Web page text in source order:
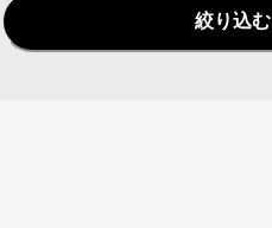
絞り込む